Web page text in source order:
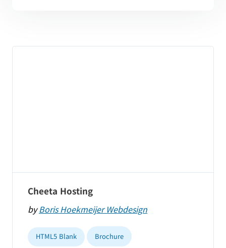
Cheeta Hosting
byBoris Hoekmeijer Webdesign
HTML5 Blank Brochure